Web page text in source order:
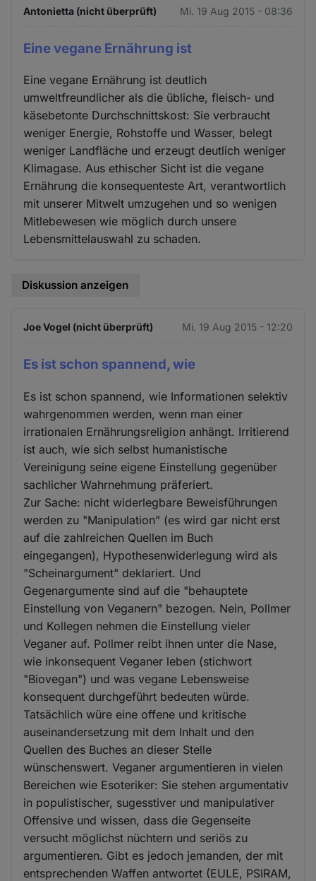
Antonietta (nicht überprüft) Mi. 19 Aug 2015 - 08:36
Eine vegane Ernährung ist
Eine vegane Ernährung ist deutlich
umweltfreundlicher als die übliche, fleisch- und
käsebetonte Durchschnittskost: Sie verbraucht
weniger Energie, Rohstoffe und Wasser, belegt
weniger Landfläche und erzeugt deutlich weniger
Klimagase. Aus ethischer Sicht ist die vegane
Ernährung die konsequenteste Art, verantwortlich
mit unserer Mitwelt umzugehen und so wenigen
Mitlebewesen wie möglich durch unsere
Lebensmittelauswahl zu schaden.
Diskussion anzeigen
Joe Vogel (nicht überprüft) Mi. 19 Aug 2015 - 12:20
Es ist schon spannend, wie
Es ist schon spannend, wie Informationen selektiv
wahrgenommen werden, wenn man einer
irrationalen Ernährungsreligion anhängt. Irritierend
ist auch, wie sich selbst humanistische
Vereinigung seine eigene Einstellung gegenüber
sachlicher Wahrnehmung präferiert.
Zur Sache: nicht widerlegbare Beweisführungen
werden zu "Manipulation" (es wird gar nicht erst
auf die zahlreichen Quellen im Buch
eingegangen), Hypothesenwiderlegung wird als
"Scheinargument" deklariert. Und
Gegenargumente sind auf die "behauptete
Einstellung von Veganern" bezogen. Nein, Pollmer
und Kollegen nehmen die Einstellung vieler
Veganer auf. Pollmer reibt ihnen unter die Nase,
wie inkonsequent Veganer leben (stichwort
"Biovegan") und was vegane Lebensweise
konsequent durchgeführt bedeuten würde.
Tatsächlich würe eine offene und kritische
auseinandersetzung mit dem Inhalt und den
Quellen des Buches an dieser Stelle
wünschenswert. Veganer argumentieren in vielen
Bereichen wie Esoteriker: Sie stehen argumentativ
in populistischer, sugesstiver und manipulativer
Offensive und wissen, dass die Gegenseite
versucht möglichst nüchtern und seriös zu
argumentieren. Gibt es jedoch jemanden, der mit
entsprechenden Waffen antwortet (EULE, PSIRAM,